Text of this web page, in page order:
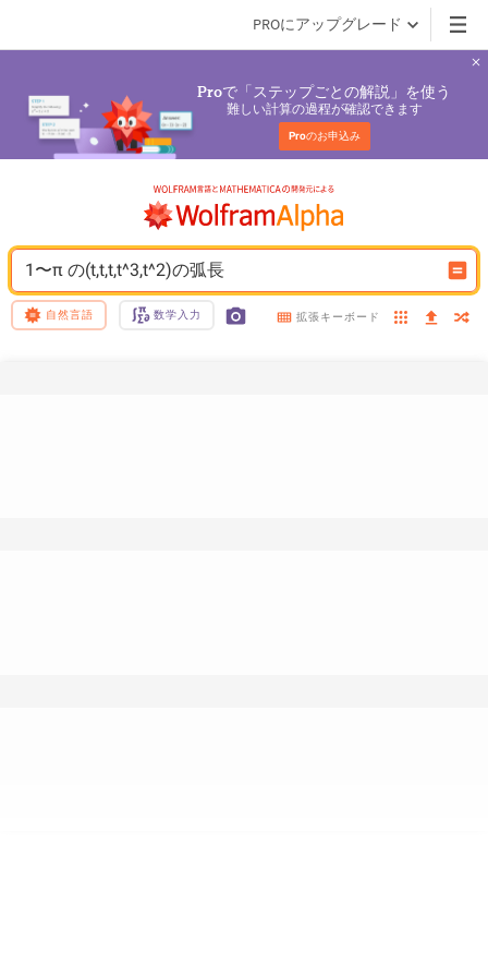
PROにアップグレード
Proで「ステップごとの解説」を使う
難しい計算の過程が確認できます
Proのお申込み
1〜π の(t,t,t,t^3,t^2)の弧長
自然言語 数学入力 拡張キーボード